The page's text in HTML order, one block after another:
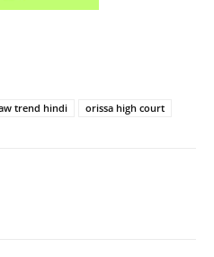
trend hindi orissa high court